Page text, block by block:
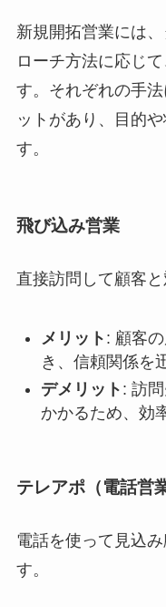
新規開拓営業には
ローチ方法に応じ
す。それぞれの手
ットがあり、目的
す。
飛び込み営業
直接訪問して顧客と
メリット : 顧客
き、信頼関係を
デメリット : 訪
かかるため、効
テレアポ（電話営
電話を使って見込
す。